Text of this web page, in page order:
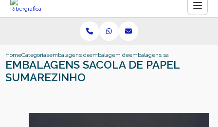
HomeCategoriasembalagens de papelembalagem de papel ribeirao preto
embalagens sacola de papel
EMBALAGENS SACOLA DE PAPEL
SUMAREZINHO